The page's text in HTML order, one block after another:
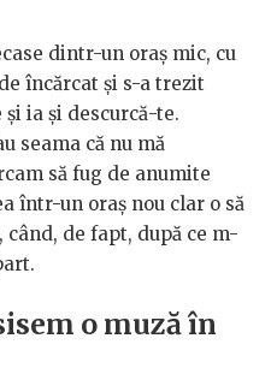
dintr-un oraș mic, cu
încărcat și s-a trezit
ia și descurcă-te.
seama că nu mă
să fug de anumite
într-un oraș nou clar o să
când, de fapt, după ce m-
o muză în